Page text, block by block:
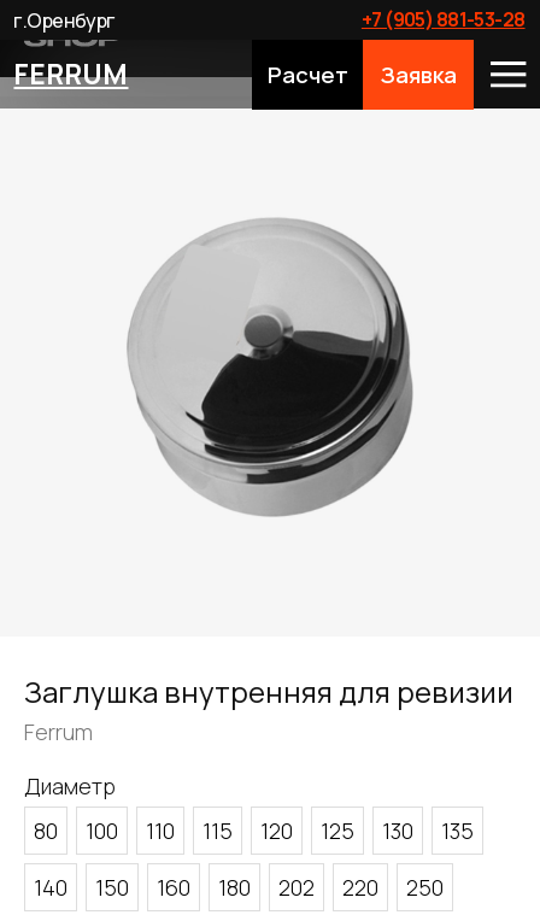
FERRUM Расчет Заявка
+7 (905) 881-53-28
г.Оренбург
Заглушка внутренняя для ревизии
Ferrum
Диаметр
80
100 110 115 120 125 130
135
140
150 160 180 202 220
250